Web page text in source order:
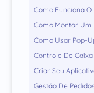
Como Funciona
Como Montar Um
Como Usar Pop-
Controle De Caixa
Criar Seu
Gestão De